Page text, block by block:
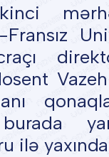
Fransız
ilə